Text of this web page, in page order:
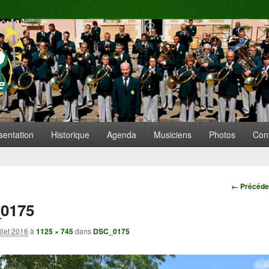
de Replonges
SITUÉE À REPLONGES (AIN)
secondaire Historique Agenda Musiciens Photos
←
2016 à1125 × 745dans DSC_0175